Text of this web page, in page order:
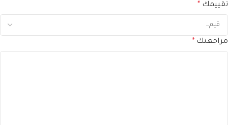
تقييمك *
مراجعتك *